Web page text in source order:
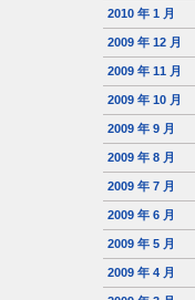
2010 年 1 月
2009 年 12 月
2009 年 11 月
2009 年 10 月
2009 年 9 月
2009 年 8 月
2009 年 7 月
2009 年 6 月
2009 年 5 月
2009 年 4 月